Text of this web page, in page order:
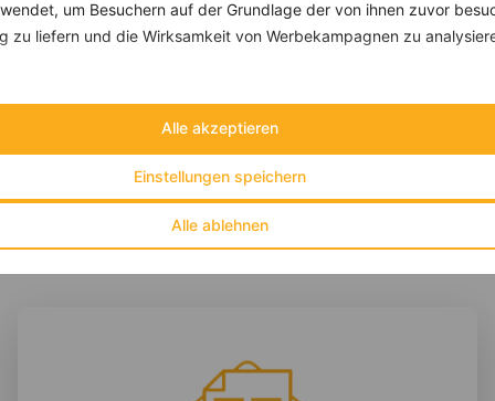
um Besuchern auf der Grundlage der von ihnen zuvor
zu liefern und die Wirksamkeit von Werbekampagnen zu
Alle ablehnen
Einstellungen speichern
Alle akzeptieren
Eiweiß:9 g
Kohlehydrate: